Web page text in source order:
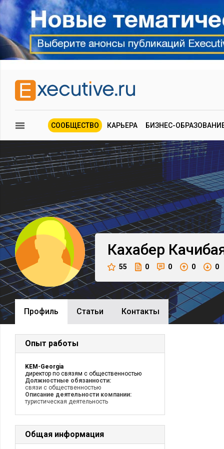
СООБЩЕСТВО КАРЬЕРА БИЗНЕС-
Кахабер
55 0 0 0 0
Профиль Cтатьи Контакты
Опыт работы
KEM-Georgia
директор по связям с общественностью
Должностные обязанности:
связи с общественностью
Описание деятельности компании:
туристическая деятельность
Общая информация